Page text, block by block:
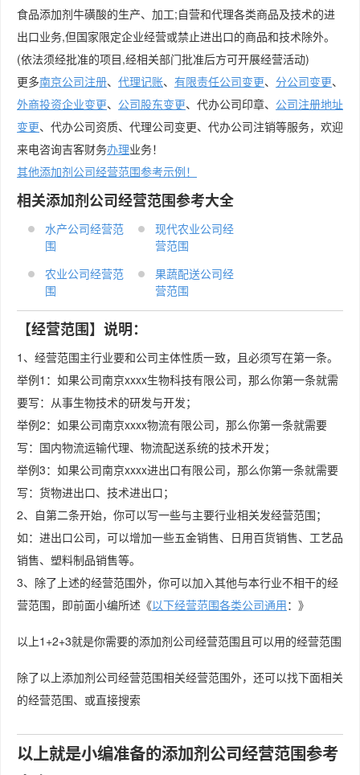
食品添加剂牛磺酸的生产、加工;自营和代理各类商品及技术的进
出口业务,但国家限定企业经营或禁止进出口的商品和技术除外。
(依法须经批准的项目,经相关部门批准后方可开展经营活动)
更多南京公司注册、 代理记账、 有限责任公司变更、 分公司变更、
外商投资企业变更、 公司股东变更、代办公司印章、 公司注册地址
变更、代办公司资质、代理公司变更、代办公司注销等服务，欢迎
来电咨询吉客财务办理业务！
其他添加剂公司经营范围参考示例！
相关添加剂公司经营范围参考大全
水产公司经营范
围
现代农业公司经
营范围
农业公司经营范
围
果蔬配送公司经
营范围
【经营范围】说明：
1、经营范围主行业要和公司主体性质一致，且必须写在第一条。
举例1：如果公司南京xxxx生物科技有限公司，那么你第一条就需
要写：从事生物技术的研发与开发；
举例2：如果公司南京xxxx物流有限公司，那么你第一条就需要
写：国内物流运输代理、物流配送系统的技术开发；
举例3：如果公司南京xxxx进出口有限公司，那么你第一条就需要
写：货物进出口、技术进出口；
2、自第二条开始，你可以写一些与主要行业相关发经营范围；
如：进出口公司，可以增加一些五金销售、日用百货销售、工艺品
销售、塑料制品销售等。
3、除了上述的经营范围外，你可以加入其他与本行业不相干的经
营范围，即前面小编所述《以下经营范围各类公司通用：》
以上1+2+3就是你需要的添加剂公司经营范围且可以用的经营范围
除了以上添加剂公司经营范围相关经营范围外，还可以找下面相关
的经营范围、或直接搜索
以上就是小编准备的添加剂公司经营范围参考